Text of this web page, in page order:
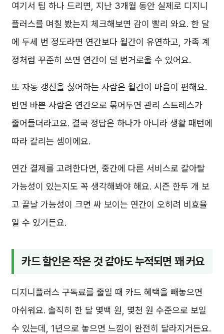
여기서 팁 하나 드리면, 지난 3개월 동안 실제로 디지니
플러스를 며칠 봤는지 체크해보면 감이 빨리 와요. 한 달
에 두세 번 정도라면 연간보다 월간이 유연하고, 가족 계
정처럼 꾸준히 쓰면 연간이 덜 번거로울 수 있어요.
또 자동 갱신을 싫어하는 사람은 월간이 마음이 편해요.
반면 바쁜 사람은 연간으로 묶어두면 관리 스트레스가
줄어들더라고요. 결국 정답은 하나가 아니라 생활 패턴에
따라 갈리는 셈이에요.
연간 결제를 고려한다면, 중간에 다른 서비스로 갈아탈
가능성이 있는지도 꼭 생각해봐야 해요. 시즌 한두 개 보
고 끝날 가능성이 크면 싸 보이는 연간이 오히려 비효율
일 수 있거든요.
카드 할인은 작은 것 같아도 누적되면 꽤 커요
디지니플러스 구독료를 줄일 때 카드 혜택을 빼놓으면
아쉬워요. 솔직히 한 달 몇백 원, 몇천 원 수준으로 보일
수 있는데, 1년으로 놓으면 느낌이 완전히 달라지거든요.